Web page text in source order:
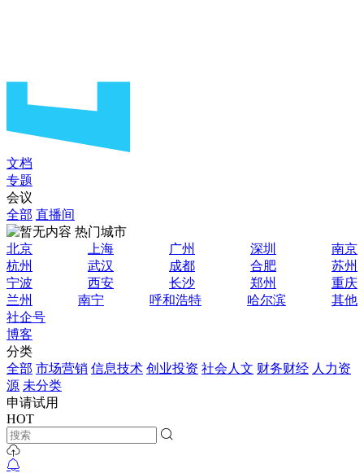
文档
专题
会议
全部 直播间
热门城市
北京
上海 广州 深圳
南京
杭州
武汉 成都 合肥
苏州
宁波
西安 长沙 郑州
重庆
兰州
南宁 呼和浩特 哈尔滨
其他
社企号
博客
分类
全部 市场营销 信息技术 创业投资 社会人文 财务财经 人力资
源 未分类
申请试用
HOT